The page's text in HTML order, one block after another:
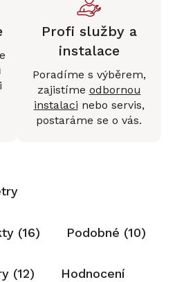
Profi služby a
instalace
Poradíme s výběrem,
zajistíme odbornou
instalaci nebo servis,
postaráme se o vás.
(16) Podobné (10)
(12) Hodnocení